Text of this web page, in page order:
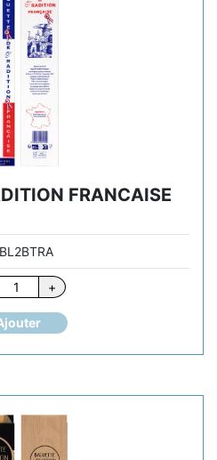
FRANCAISE
quantité
+